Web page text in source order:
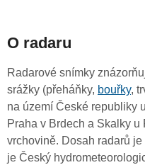
O radaru
Radarové snímky
srážky (přeháňky, bouřky,
na území České republiky
Praha v Brdech a Skalky
vrchovině. Dosah radarů
je Český